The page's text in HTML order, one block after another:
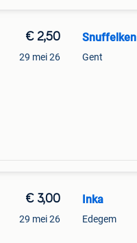
€ 2,50
29 mei 26
Snuffelken
Gent
€ 3,00
29 mei 26
Inka
Edegem